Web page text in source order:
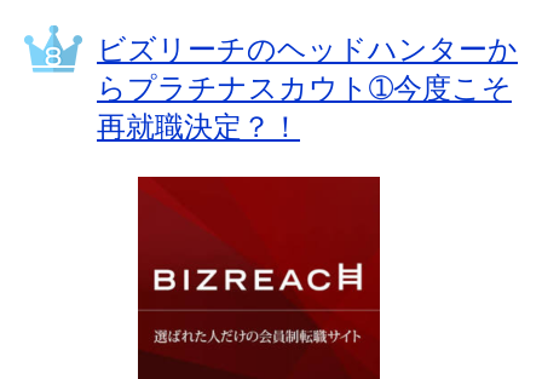
ビズリーチのヘッドハンターか
らプラチナスカウト➀今度こそ
再就職決定？！